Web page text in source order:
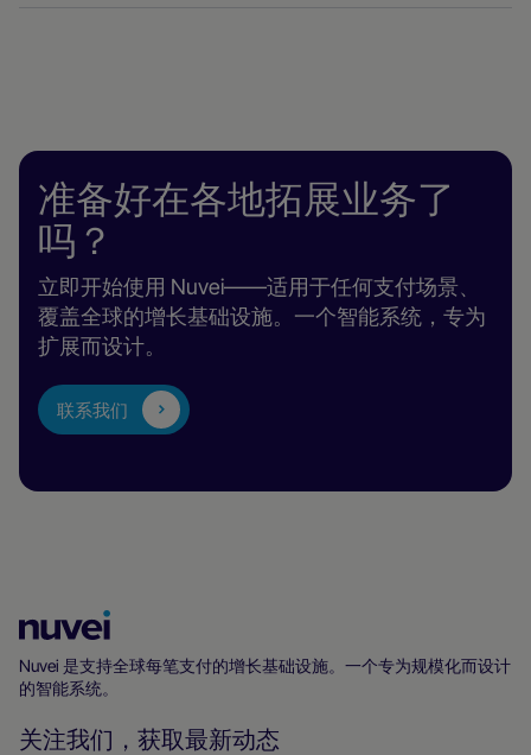
准备好在各地拓展业务了
吗？
立即开始使用 Nuvei——适用于任何支付场景、
覆盖全球的增长基础设施。一个智能系统，专为
扩展而设计。
联系我们
主
Nuvei 是支持全球每笔支付的增长基础设施。一个专为规模化而设计
的智能系统。
关注我们，获取最新动态